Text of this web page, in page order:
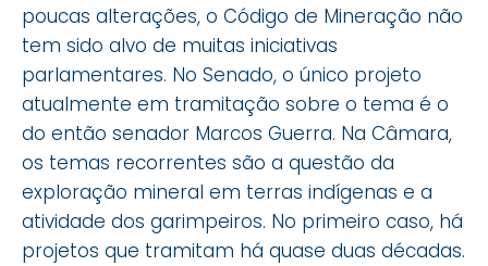
poucas alterações, o Código de Mineração não
tem sido alvo de muitas iniciativas
parlamentares. No Senado, o único projeto
atualmente em tramitação sobre o tema é o
do então senador Marcos Guerra. Na Câmara,
os temas recorrentes são a questão da
exploração mineral em terras indígenas e a
atividade dos garimpeiros. No primeiro caso, há
projetos que tramitam há quase duas décadas.